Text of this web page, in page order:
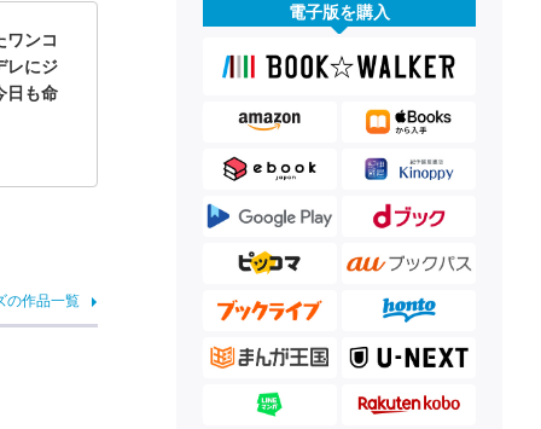
ワンコ
レにジ
日も命
の作品一覧
電子版を購入